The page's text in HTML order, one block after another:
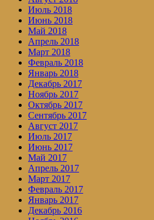
Июль 2018
Июнь 2018
Май 2018
Апрель 2018
Март 2018
Февраль 2018
Январь 2018
Декабрь 2017
Ноябрь 2017
Октябрь 2017
Сентябрь 2017
Август 2017
Июль 2017
Июнь 2017
Май 2017
Апрель 2017
Март 2017
Февраль 2017
Январь 2017
Декабрь 2016